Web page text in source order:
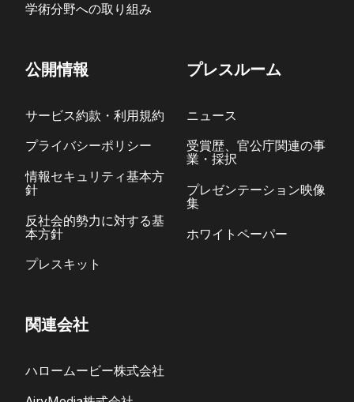
学術分野への取り組み
公開情報
サービス約款・利用規約
プライバシーポリシー
情報セキュリティ基本方
針
反社会的勢力に対する基
本方針
プレスキット
プレスルーム
ニュース
受賞歴、官公庁関連の事
業・採択
プレゼンテーション映像
集
ホワイトペーパー
関連会社
ハロームービー株式会社